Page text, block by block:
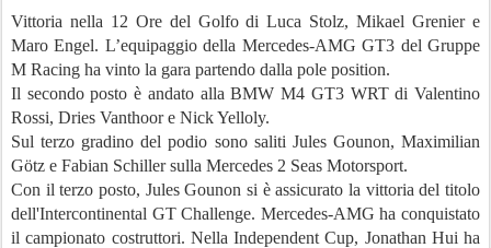
Vittoria nella 12 Ore del Golfo di Luca Stolz, Mikael Grenier e
Maro Engel. L’equipaggio della Mercedes-AMG GT3 del Gruppe
M Racing ha vinto la gara partendo dalla pole position.
Il secondo posto è andato alla BMW M4 GT3 WRT di Valentino
Rossi, Dries Vanthoor e Nick Yelloly.
Sul terzo gradino del podio sono saliti Jules Gounon, Maximilian
Götz e Fabian Schiller sulla Mercedes 2 Seas Motorsport.
Con il terzo posto, Jules Gounon si è assicurato la vittoria del titolo
dell'Intercontinental GT Challenge. Mercedes-AMG ha conquistato
il campionato costruttori. Nella Independent Cup, Jonathan Hui ha